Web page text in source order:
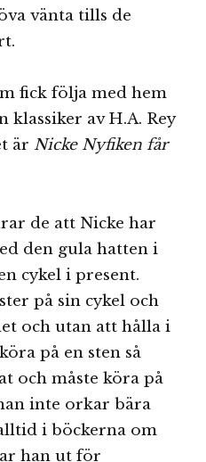
vänta tills de
fick följa med hem
av H.A. Rey
är Nicke Nyfiken får
de att Nicke har
den gula hatten i
cykel i present.
på sin cykel och
och utan att hålla i
på en sten så
och måste köra på
inte orkar bära
i böckerna om
han ut för